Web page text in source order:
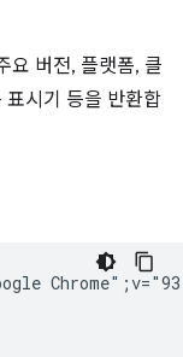
요 버전, 플랫폼, 클
표시기 등을 반환합